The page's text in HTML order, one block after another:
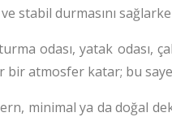
durmasını
odası, yatak odası,
bir atmosfer katar; bu
minimal ya da doğal